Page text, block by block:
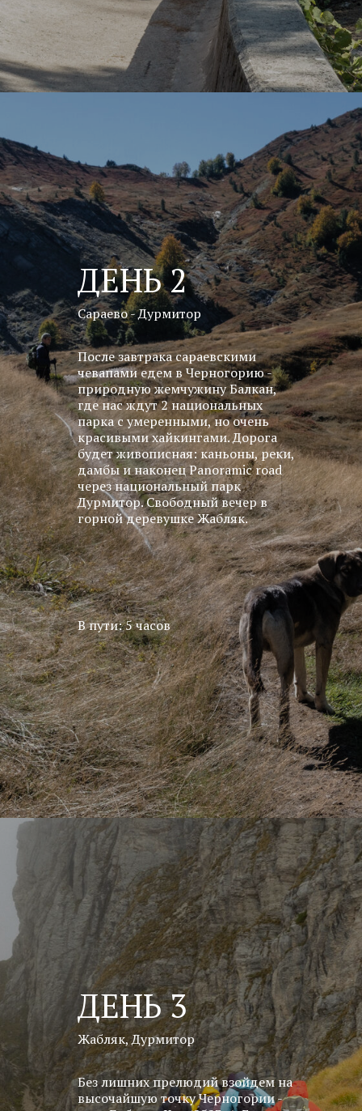
ДЕНЬ 2
После завтрака сараевскими
чевапами едем в Черногорию -
природную жемчужину Балкан,
где нас ждут 2 национальных
парка с умеренными, но очень
красивыми хайкингами. Дорога
будет живописная: каньоны, реки,
дамбы и наконец Panoramic road
через национальный парк
Дурмитор. Свободный вечер в
горной деревушке Жабляк.
Сараево - Дурмитор
В пути: 5 часов
Без лишних прелюдий взойдем на
высочайшую точку Черногории -
ДЕНЬ 3
Жабляк, Дурмитор